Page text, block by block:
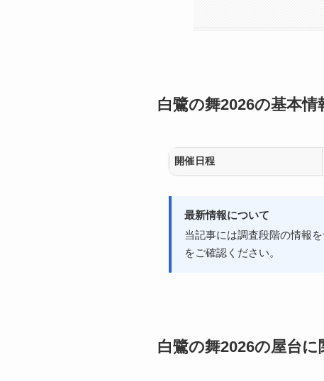
白鷺の舞2026の基本情
開催日程
最新情報について
当記事には調査段階の情報
をご確認ください。
白鷺の舞2026の屋台に